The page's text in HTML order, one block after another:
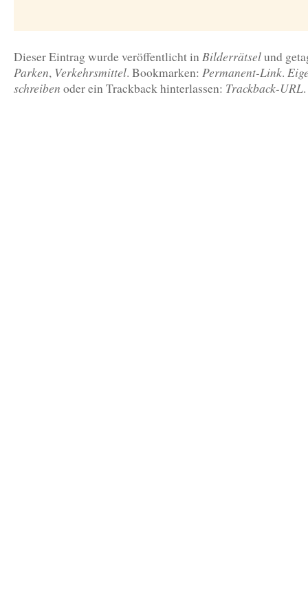
Dieser Eintrag wurde veröffentlicht inBilderrätselund
Parken, Verkehrsmittel. Bookmarken: Permanent-Link.
schreiben oder ein Trackback hinterlassen: Trackback-URL.